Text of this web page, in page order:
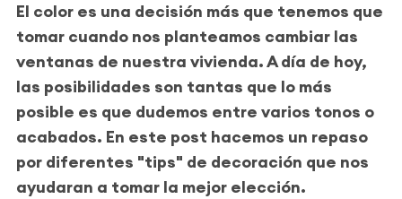
El color es una decisión más que tenemos que
tomar cuando nos planteamos cambiar las
ventanas de nuestra vivienda. A día de hoy,
las posibilidades son tantas que lo más
posible es que dudemos entre varios tonos o
acabados. En este post hacemos un repaso
por diferentes "tips" de decoración que nos
ayudaran a tomar la mejor elección.